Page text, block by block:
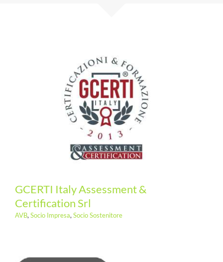
GCERTI Italy Assessment &
Certification Srl
AVB, Socio Impresa, Socio Sostenitore